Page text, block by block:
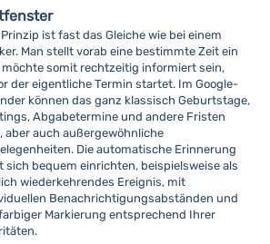
Prinzip ist fast das Gleiche wie bei einem
Man stellt vorab eine bestimmte Zeit ein
möchte somit rechtzeitig informiert sein,
der eigentliche Termin startet. Im Google-
können das ganz klassisch Geburtstage,
Abgabetermine und andere Fristen
aber auch außergewöhnliche
Die automatische Erinnerung
sich bequem einrichten, beispielsweise als
wiederkehrendes Ereignis, mit
Benachrichtigungsabständen und
Markierung entsprechend Ihrer